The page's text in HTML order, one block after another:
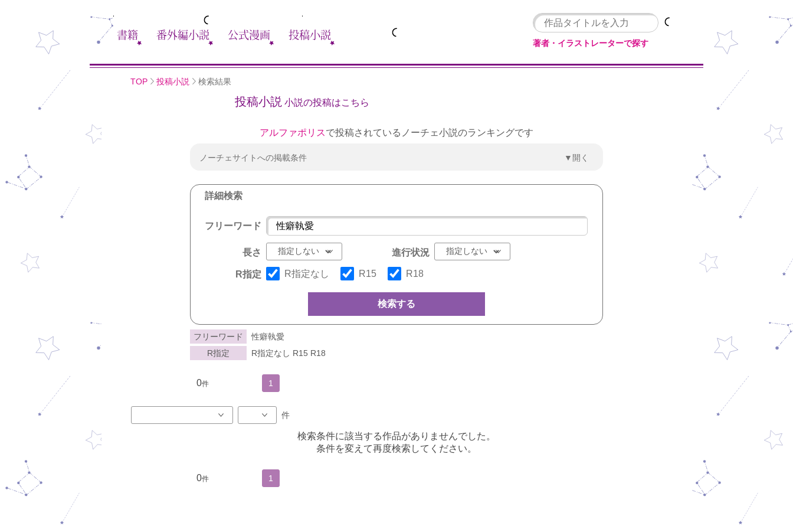
書籍 番外編小説 公式漫画 投稿小説
著者・イラストレーターで探す
TOP 投稿小説 検索結果
投稿小説 小説の投稿はこちら
アルファポリスで投稿されているノーチェ小説のランキングです
ノーチェサイトへの掲載条件 ▼開く
詳細検索
フリーワード
長さ 進行状況
R指定 R指定なし R15 R18
検索する
フリーワード
性癖執愛
R指定
R指定なし R15 R18
0件 1
件
検索条件に該当する作品がありませんでした。
条件を変えて再度検索してください。
0件 1